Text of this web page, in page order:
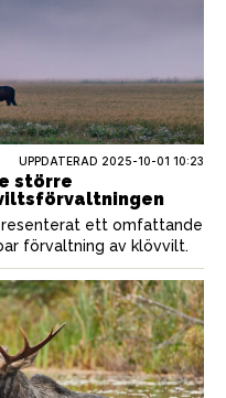
UPPDATERAD 2025-10-01 10:23
större
ett omfattande
förvaltning av klövvilt.